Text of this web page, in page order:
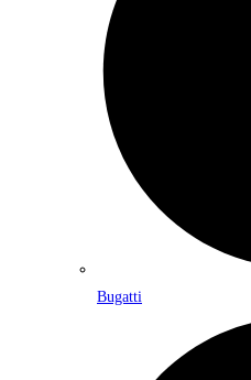
Bugatti